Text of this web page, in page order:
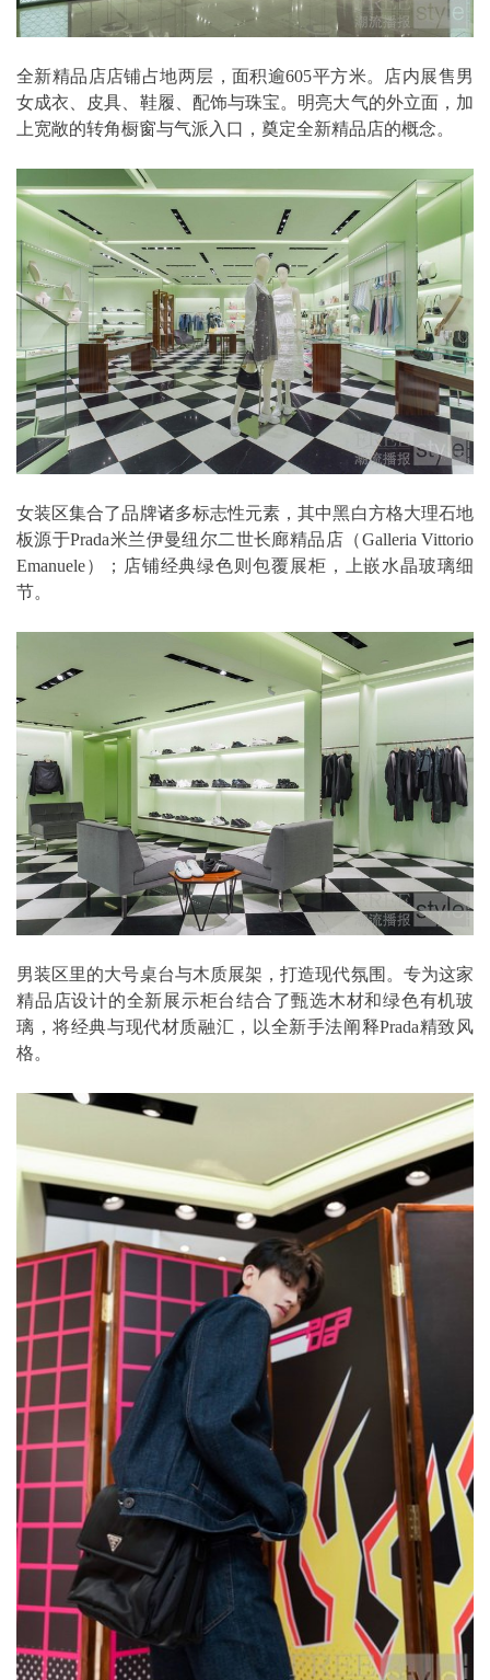
全新精品店店铺占地两层，面积逾605平方米。店内展售男
女成衣、皮具、鞋履、配饰与珠宝。明亮大气的外立面，加
上宽敞的转角橱窗与气派入口，奠定全新精品店的概念。
女装区集合了品牌诸多标志性元素，其中黑白方格大理石地
板源于Prada米兰伊曼纽尔二世长廊精品店（Galleria Vittorio
Emanuele）；店铺经典绿色则包覆展柜，上嵌水晶玻璃细
节。
男装区里的大号桌台与木质展架，打造现代氛围。专为这家
精品店设计的全新展示柜台结合了甄选木材和绿色有机玻
璃，将经典与现代材质融汇，以全新手法阐释Prada精致风
格。